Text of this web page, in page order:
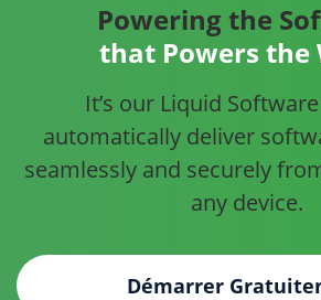
Powering the
that Powers the
It’s our Liquid
automatically deliver
seamlessly and securely
any device.
Démarrer